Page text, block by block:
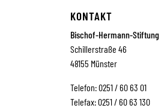
KONTAKT
Bischof-Hermann-Stiftung
Schillerstraße 46
48155 Münster
Telefon: 0251 / 60 63 01
Telefax: 0251 / 60 63 130